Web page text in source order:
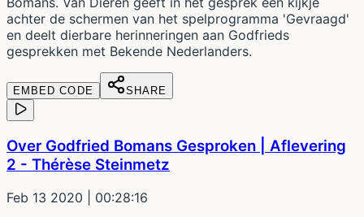
achter de schermen van het spelprogramma 'Gevraagd'
en deelt dierbare herinneringen aan Godfrieds
gesprekken met Bekende Nederlanders.
EMBED CODE SHARE
Over Godfried Bomans Gesproken | Aflevering
2 - Thérèse Steinmetz
Feb 13 2020 | 00:28:16